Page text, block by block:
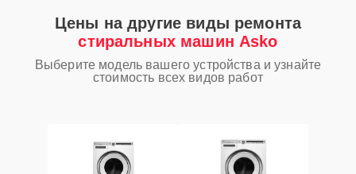
Цены на другие виды ремонта
стиральных машин Asko
Выберите модель вашего устройства и узнайте
стоимость всех видов работ